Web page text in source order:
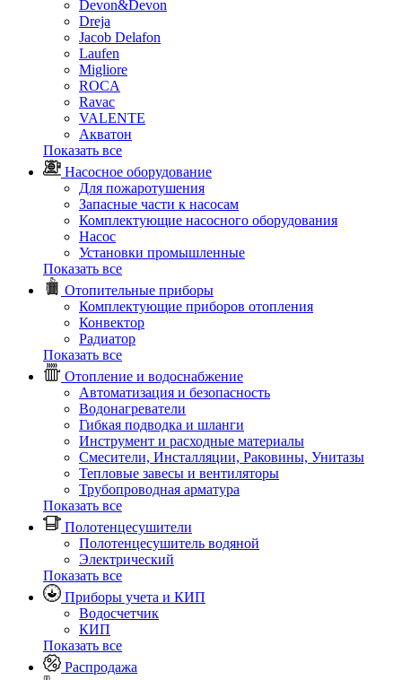
Devon&Devon
Dreja
Jacob Delafon
Laufen
Migliore
ROCA
Rаvac
VALENTE
Акватон
Показать все
Насосное оборудование
Для пожаротушения
Запасные части к насосам
Комплектующие насосного оборудования
Насос
Установки промышленные
Показать все
Отопительные приборы
Комплектующие приборов отопления
Конвектор
Радиатор
Показать все
Отопление и водоснабжение
Автоматизация и безопасность
Водонагреватели
Гибкая подводка и шланги
Инструмент и расходные материалы
Смесители, Инсталляции, Раковины, Унитазы
Тепловые завесы и вентиляторы
Трубопроводная арматура
Показать все
Полотенцесушители
Полотенцесушитель водяной
Электрический
Показать все
Приборы учета и КИП
Водосчетчик
КИП
Показать все
Распродажа